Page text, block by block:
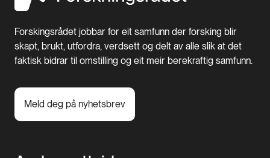
Forskingsrådet jobbar for eit samfunn der forsking blir
skapt, brukt, utfordra, verdsett og delt av alle slik at det
faktisk bidrar til omstilling og eit meir berekraftig samfunn.
Meld deg på nyhetsbrev